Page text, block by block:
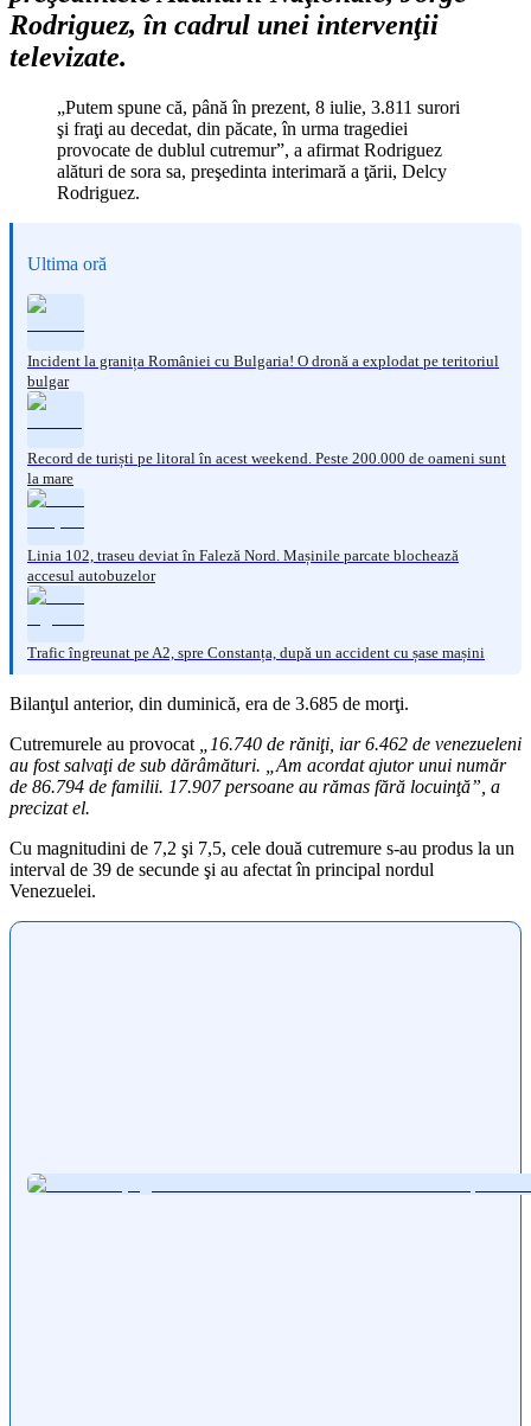
Rodriguez, în cadrul unei intervenţii
televizate.
„Putem spune că, până în prezent, 8 iulie, 3.811 surori
şi fraţi au decedat, din păcate, în urma tragediei
provocate de dublul cutremur”, a afirmat Rodriguez
alături de sora sa, preşedinta interimară a ţării, Delcy
Rodriguez.
Ultima oră
Incident la granița României cu Bulgaria! O dronă a explodat pe teritoriul
bulgar
Record de turiști pe litoral în acest weekend. Peste 200.000 de oameni sunt
la mare
Linia 102, traseu deviat în Faleză Nord. Mașinile parcate blochează
accesul autobuzelor
Trafic îngreunat pe A2, spre Constanța, după un accident cu șase mașini
Bilanţul anterior, din duminică, era de 3.685 de morţi.
Cutremurele au provocat
„16.740 de răniţi, iar 6.462 de venezueleni
au fost salvaţi de sub dărâmături. „Am acordat ajutor unui număr
de 86.794 de familii. 17.907 persoane au rămas fără locuinţă”, a
precizat el.
Cu magnitudini de 7,2 şi 7,5, cele două cutremure s-au produs la un
interval de 39 de secunde şi au afectat în principal nordul
Venezuelei.